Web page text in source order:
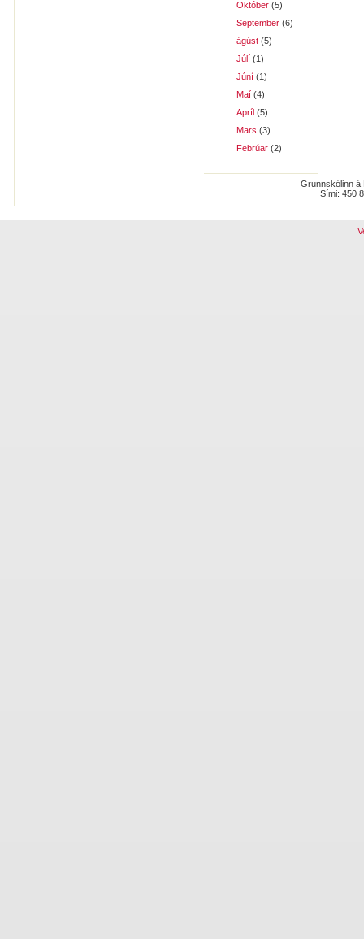
Október (5)
September (6)
ágúst (5)
Júlí (1)
Júní (1)
Maí (4)
Apríl (5)
Mars (3)
Febrúar (2)
Grunnskólinn á
Sími: 450